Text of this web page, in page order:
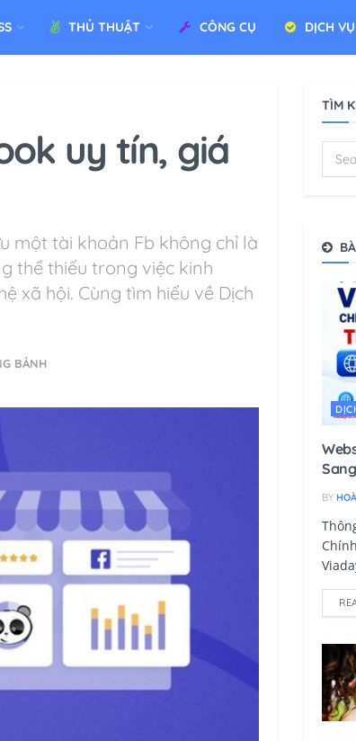
THỦ THUẬT CÔNG CỤ DỊCH
uy tín, giá
một tài khoản Fb không chỉ là
thể thiếu trong việc kinh
xã hội. Cùng tìm hiểu về Dịch
BẢNH
TÌM
BY